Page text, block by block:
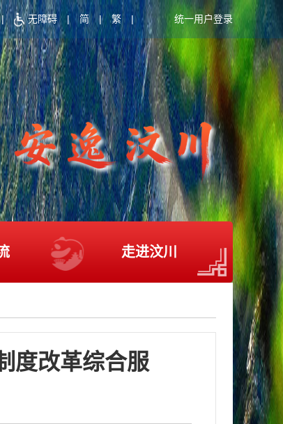
| 无障碍 | 简 | 繁 | 统一用户登录
走进汶川
度改革综合服